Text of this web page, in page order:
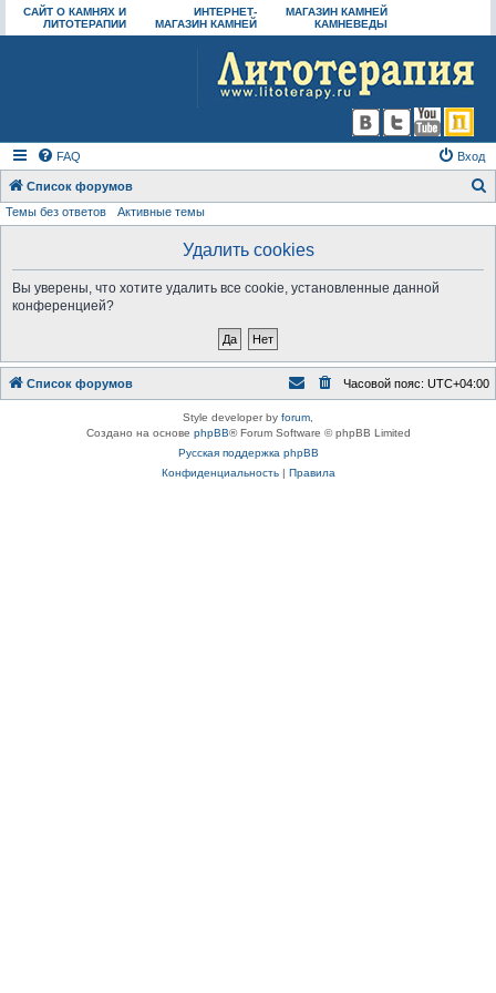
САЙТ О КАМНЯХ И
ЛИТОТЕРАПИИ
ИНТЕРНЕТ-
МАГАЗИН КАМНЕЙ
МАГАЗИН КАМНЕЙ
КАМНЕВЕДЫ
FAQ Вход
Список форумов
Темы без ответов Активные темы
Удалить cookies
Вы уверены, что хотите удалить все cookie, установленные данной
конференцией?
Список форумов Часовой пояс: UTC+04:00
Style developer by forum
Создано на основе phpBB® Forum Software © phpBB Limited
Русская поддержка phpBB
Конфиденциальность| Правила